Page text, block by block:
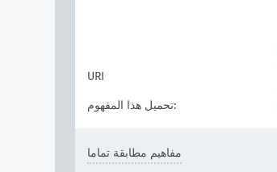
URI
تحميل هذا المفهوم:
مفاهيم مطابقة تماما